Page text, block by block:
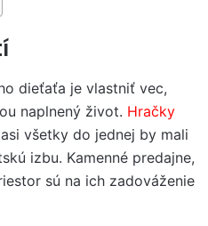
dieťaťa je vlastniť vec,
naplnený život. Hračky
všetky do jednej by mali
izbu. Kamenné predajne,
sú na ich zadováženie